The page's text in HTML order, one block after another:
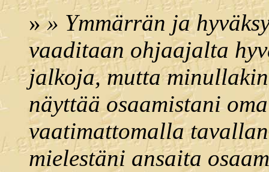
»» Ymmärrän ja
vaaditaan ohjaajalta
jalkoja, mutta
näyttää osaamistani
vaatimattomalla
mielestäni ansaita